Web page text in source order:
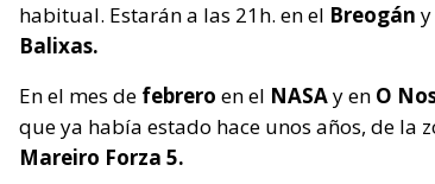
habitual. Estarán a las 21h. en el Breogán
Balixas.
En el mes de febrero en el NASAy en O
que ya había estado hace unos años, de la
Mareiro Forza 5.